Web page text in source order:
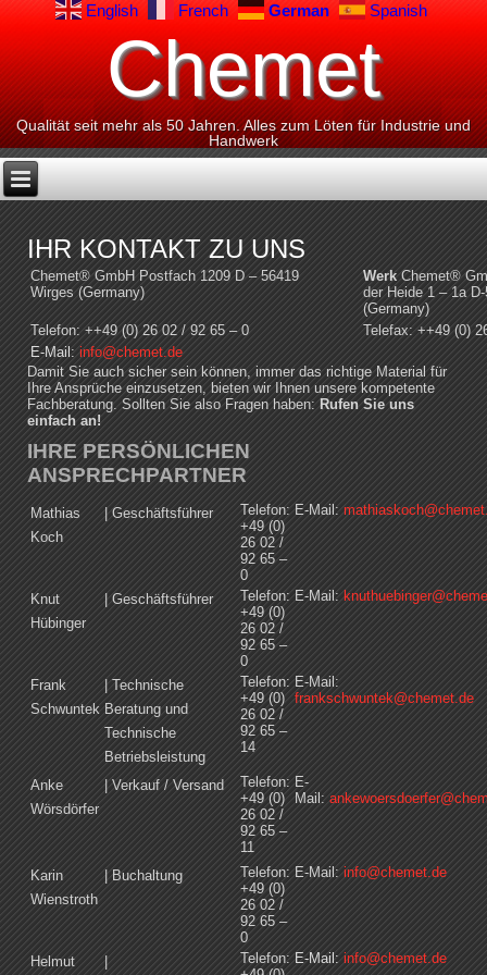
English French German Spanish
Chemet
Qualität seit mehr als 50 Jahren. Alles zum Löten für Industrie und
Handwerk
IHR KONTAKT ZU UNS
Chemet® GmbH Postfach 1209 D – 56419
Wirges (Germany)
Werk Chemet®
der Heide 1 – 1a
(Germany)
Telefon: ++49 (0) 26 02 / 92 65 – 0
Telefax: ++49 (0)
E-Mail: info@chemet.de
Damit Sie auch sicher sein können, immer das richtige Material für
Ihre Ansprüche einzusetzen, bieten wir Ihnen unsere kompetente
Fachberatung. Sollten Sie also Fragen haben: Rufen Sie uns
einfach an!
IHRE PERSÖNLICHEN
ANSPRECHPARTNER
Mathias
Koch
| Geschäftsführer
Telefon:
+49 (0)
26 02 /
92 65 –
0
E-Mail:
Knut
Hübinger
| Geschäftsführer
Telefon:
+49 (0)
26 02 /
92 65 –
0
E-Mail:
Frank
Schwuntek
| Technische
Beratung und
Technische
Betriebsleistung
Telefon:
+49 (0)
26 02 /
92 65 –
14
E-Mail:
frankschwuntek@chemet.de
Anke
Wörsdörfer
| Verkauf / Versand
Telefon:
+49 (0)
26 02 /
92 65 –
11
E-
Mail:
Karin
Wienstroth
| Buchaltung
Telefon:
+49 (0)
26 02 /
92 65 –
0
E-Mail:info@chemet.de
Helmut
Telefon: E-Mail: info@chemet.de